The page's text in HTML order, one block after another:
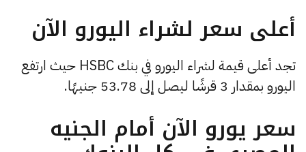
أعلى سعر لشراء اليورو الآن
تجد أعلى قيمة لشراء اليورو في بنك HSBC حيث ارتفع
اليورو بمقدار 3 قرشًا ليصل إلى 53.78 جنيهًا.
سعر يورو الآن أمام الجنيه